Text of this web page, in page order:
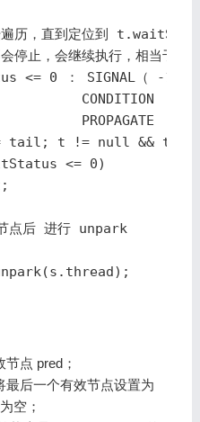
历，直到定位到
止，会继续执行，相当于找
<= 0 ： SIGNAL（ -1 后
CONDITION （ -2
PROPAGATE （ -3
tail; t != null && t
<= 0)
点后 进行 unpark
点 pred；
最后一个有效节点设置为
空；